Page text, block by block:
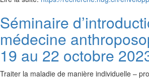
Séminaire
médecine
19 au 22 octobre
Traiter la maladie de manière individuelle –